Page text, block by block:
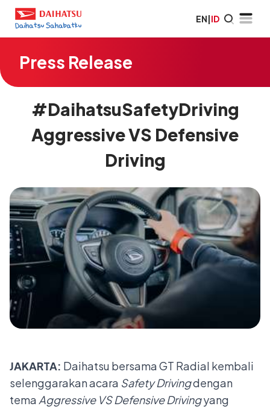
EN|ID
Press Release
#DaihatsuSafetyDriving
Aggressive VS Defensive
Driving
JAKARTA: Daihatsu bersama GT Radial kembali
selenggarakan acara Safety Drivingdengan
tema Aggressive VS Defensive Drivingyang